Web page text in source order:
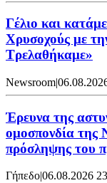
Γέλιο και
Χρυσοχούς με
Τρελαθήκαμε»
Newsroom|
Έρευνα της
ομοσπονδία της
πρόσληψης του
Γήπεδο|06.08.2026